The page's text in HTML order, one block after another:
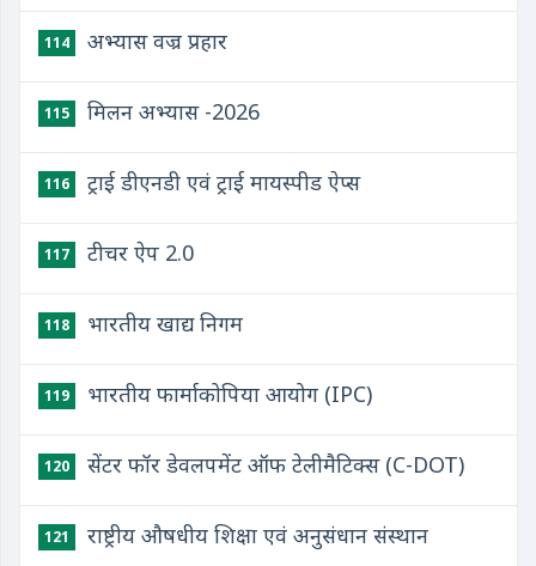
114 अभ्यास वज्र प्रहार
115 मिलन अभ्यास -2026
116 ट्राई डीएनडी एवं ट्राई मायस्पीड ऐप्स
117 टीचर ऐप 2.0
118 भारतीय खाद्य निगम
119 भारतीय फार्माकोपिया आयोग (IPC)
120 सेंटर फॉर डेवलपमेंट ऑफ टेलीमैटिक्स (C-DOT)
121 राष्ट्रीय औषधीय शिक्षा एवं अनुसंधान संस्थान